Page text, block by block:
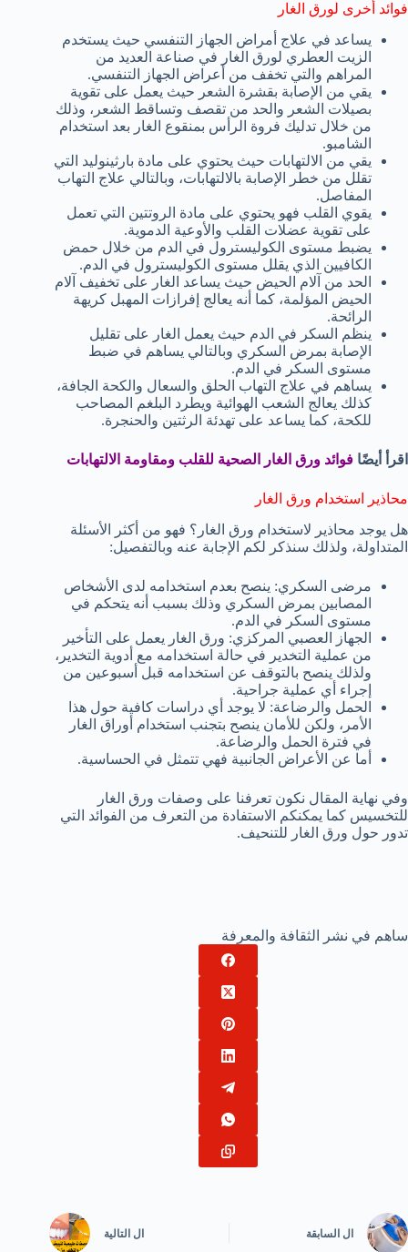
فوائد أخرى لورق الغار
يساعد في علاج أمراض الجهاز التنفسي حيث يستخدم
الزيت العطري لورق الغار في صناعة العديد من
المراهم والتي تخفف من أعراض الجهاز التنفسي.
يقي من الإصابة بقشرة الشعر حيث يعمل على تقوية
بصيلات الشعر والحد من تقصف وتساقط الشعر، وذلك
من خلال تدليك فروة الرأس بمنقوع الغار بعد استخدام
الشامبو.
يقي من الالتهابات حيث يحتوي على مادة بارثينوليد التي
تقلل من خطر الإصابة بالالتهابات، وبالتالي علاج التهاب
المفاصل.
يقوي القلب فهو يحتوي على مادة الروتتين التي تعمل
على تقوية عضلات القلب والأوعية الدموية.
يضبط مستوى الكوليسترول في الدم من خلال حمض
الكافيين الذي يقلل مستوى الكوليسترول في الدم.
الحد من آلام الحيض حيث يساعد الغار على تخفيف آلام
الحيض المؤلمة، كما أنه يعالج إفرازات المهبل كريهة
الرائحة.
ينظم السكر في الدم حيث يعمل الغار على تقليل
الإصابة بمرض السكري وبالتالي يساهم في ضبط
مستوى السكر في الدم.
يساهم في علاج التهاب الحلق والسعال والكحة الجافة،
كذلك يعالج الشعب الهوائية ويطرد البلغم المصاحب
للكحة، كما يساعد على تهدئة الرثتين والحنجرة.
اقرأ أيضًا فوائد ورق الغار الصحية للقلب ومقاومة الالتهابات
محاذير استخدام ورق الغار
هل يوجد محاذير لاستخدام ورق الغار؟ فهو من أكثر الأسئلة
المتداولة، ولذلك سنذكر لكم الإجابة عنه وبالتفصيل:
مرضى السكري: ينصح بعدم استخدامه لدى الأشخاص
المصابين بمرض السكري وذلك بسبب أنه يتحكم في
مستوى السكر في الدم.
الجهاز العصبي المركزي: ورق الغار يعمل على التأخير
من عملية التخدير في حالة استخدامه مع أدوية التخدير،
ولذلك ينصح بالتوقف عن استخدامه قبل أسبوعين من
إجراء أي عملية جراحية.
الحمل والرضاعة: لا يوجد أي دراسات كافية حول هذا
الأمر، ولكن للأمان ينصح بتجنب استخدام أوراق الغار
في فترة الحمل والرضاعة.
أما عن الأعراض الجانبية فهي تتمثل في الحساسية.
وفي نهاية المقال نكون تعرفنا على وصفات ورق الغار
للتخسيس كما يمكنكم الاستفادة من التعرف من الفوائد التي
تدور حول ورق الغار للتنحيف.
ساهم في نشر الثقافة والمعرفة
ال السابقة ال التالية